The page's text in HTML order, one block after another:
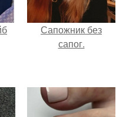
Сапожник без
сапог.